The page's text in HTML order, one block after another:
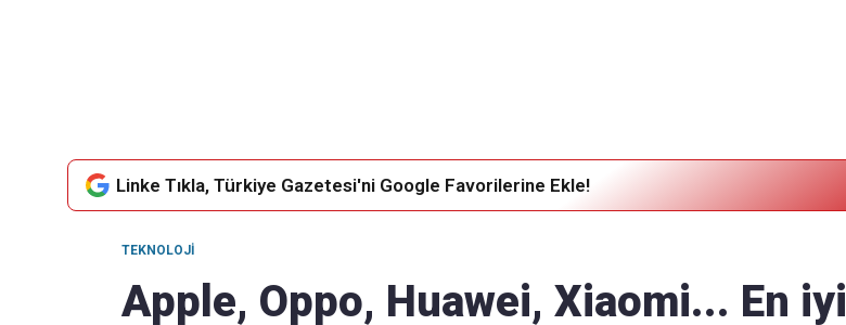
Linke Tıkla, Türkiye Gazetesi'ni Google Favorilerine Ekle!
TEKNOLOJI
Apple, Oppo, Huawei, Xiaomi... En iyi